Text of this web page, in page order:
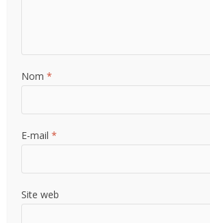
Nom*
E-mail*
Site web